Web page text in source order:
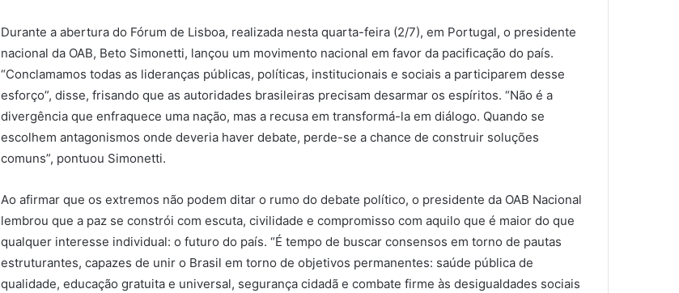
Durante a abertura do Fórum de Lisboa, realizada nesta quarta-feira (2/7), em Portugal, o presidente
nacional da OAB, Beto Simonetti, lançou um movimento nacional em favor da pacificação do país.
“Conclamamos todas as lideranças públicas, políticas, institucionais e sociais a participarem desse
esforço”, disse, frisando que as autoridades brasileiras precisam desarmar os espíritos. “Não é a
divergência que enfraquece uma nação, mas a recusa em transformá-la em diálogo. Quando se
escolhem antagonismos onde deveria haver debate, perde-se a chance de construir soluções
comuns”, pontuou Simonetti.
Ao afirmar que os extremos não podem ditar o rumo do debate político, o presidente da OAB Nacional
lembrou que a paz se constrói com escuta, civilidade e compromisso com aquilo que é maior do que
qualquer interesse individual: o futuro do país. “É tempo de buscar consensos em torno de pautas
estruturantes, capazes de unir o Brasil em torno de objetivos permanentes: saúde pública de
qualidade, educação gratuita e universal, segurança cidadã e combate firme às desigualdades sociais